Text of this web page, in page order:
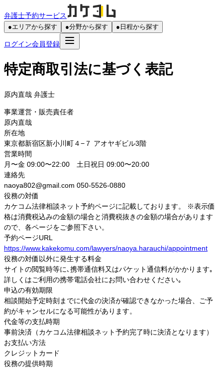
弁護士予約サービス
●エリアから探す ●分野から探す ● 日程から探す
ログイン会員登録
特定商取引法に基づく表記
原内直哉 弁護士
事業運営・販売責任者
原内直哉
所在地
東京都新宿区新小川町４−７ アオヤギビル3階
営業時間
月〜金 09:00〜22:00 土日祝日 09:00〜20:00
連絡先
naoya802@gmail.com 050‐5526‐0880
役務の対価
カケコム法律相談ネット予約ページに記載しております。 ※表示価
格は消費税込みの金額の場合と消費税抜きの金額の場合があります
ので、各ページをご参照下さい。
予約ページURL
https://www.kakekomu.com/lawyers/naoya.harauchi/appointment
役務の対価以外に発生する料金
サイトの閲覧時等に､携帯通信料又はパケット通信料がかかります｡
詳しくはご利用の携帯電話会社にお問い合わせください｡
申込の有効期限
相談開始予定時刻までに代金の決済が確認できなかった場合、ご予
約がキャンセルになる可能性があります。
代金等の支払時期
事前決済（カケコム法律相談ネット予約完了時に決済となります）
お支払い方法
クレジットカード
役務の提供時期